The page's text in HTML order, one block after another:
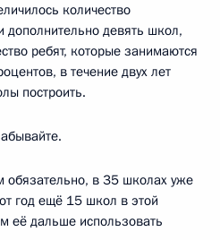
количество
девять школ,
ребят, которые занимаются
в течение двух лет
построить.
обязательно, в 35 школах уже
год ещё 15 школ в этой
её дальше использовать